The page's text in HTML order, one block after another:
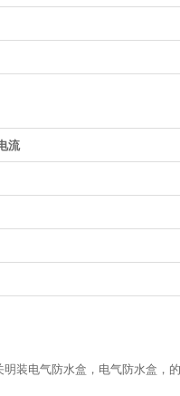
流
装电气防水盒，电气防水盒